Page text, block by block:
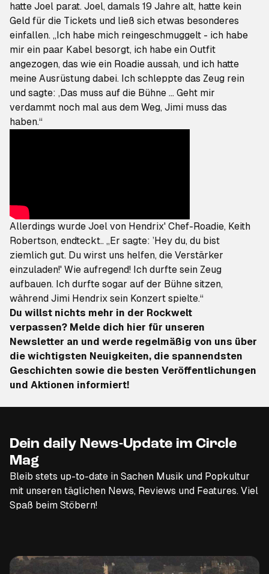
hatte Joel parat. Joel, damals 19 Jahre alt, hatte kein
Geld für die Tickets und ließ sich etwas besonderes
einfallen. „Ich habe mich reingeschmuggelt - ich habe
mir ein paar Kabel besorgt, ich habe ein Outfit
angezogen, das wie ein Roadie aussah, und ich hatte
meine Ausrüstung dabei. Ich schleppte das Zeug rein
und sagte: ‚Das muss auf die Bühne ... Geht mir
verdammt noch mal aus dem Weg, Jimi muss das
haben.“
Allerdings wurde Joel von Hendrix' Chef-Roadie, Keith
Robertson, endteckt.. „Er sagte: ’Hey du, du bist
ziemlich gut. Du wirst uns helfen, die Verstärker
einzuladen!' Wie aufregend! Ich durfte sein Zeug
aufbauen. Ich durfte sogar auf der Bühne sitzen,
während Jimi Hendrix sein Konzert spielte.“
Du willst nichts mehr in der Rockwelt
verpassen? Melde dich hier für unseren
Newsletter an und werde regelmäßig von uns über
die wichtigsten Neuigkeiten, die spannendsten
Geschichten sowie die besten Veröffentlichungen
und Aktionen informiert!
Dein daily News-Update im Circle
Mag
Bleib stets up-to-date in Sachen Musik und Popkultur
mit unseren täglichen News, Reviews und Features. Viel
Spaß beim Stöbern!